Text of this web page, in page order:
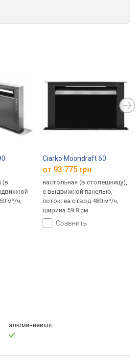
(в
м³/ч,
Ciarko Moondraft 60
от 93 775 грн.
настольная (в столешницу),
с выдвижной панелью,
поток: на отвод 480 м³/ч,
ширина 59.8 см
сравнить
алюминиевый